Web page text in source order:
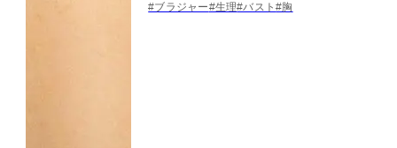
#ブラジャー#生理#バスト#胸